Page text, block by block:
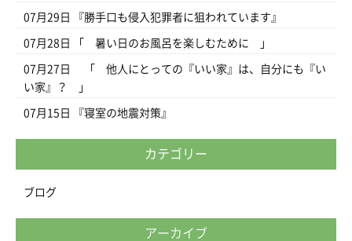
07月29日 『勝手口も侵入犯罪者に狙われています』
07月28日 「 暑い日のお風呂を楽しむために 」
07月27日
「 他人にとっての『いい家』は、自分にも『い
い家』？ 」
07月15日 『寝室の地震対策』
カテゴリー
ブログ
アーカイブ